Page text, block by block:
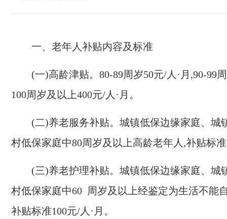
一、老年人补贴内容及标准
(一)高龄津贴。 80-89周岁50元/人 · 月 ,90-99
100周岁及以上400元/人 · 月。
(二)养老服务补贴。城镇低保边缘家庭、城
村低保家庭中80周岁及以上高龄老年人 ,补贴标准
(三)养老护理补贴。城镇低保边缘家庭、城
村低保家庭中60 周岁及以上经鉴定为生活不能
补贴标准100元/人 · 月。